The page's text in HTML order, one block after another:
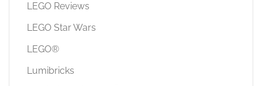
LEGO Reviews
LEGO Star Wars
LEGO®
Lumibricks